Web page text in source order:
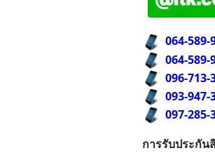
064-589-
064-589-
096-713-
093-947-
097-285-
การรับประกัน